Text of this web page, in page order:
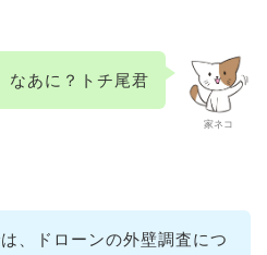
家ネコ
なあに？トチ尾君
、ドローンの外壁調査につ